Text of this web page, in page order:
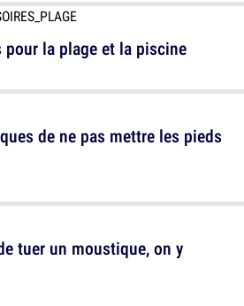
la plage et la piscine
tuer un moustique, on y
de ne pas mettre les pieds